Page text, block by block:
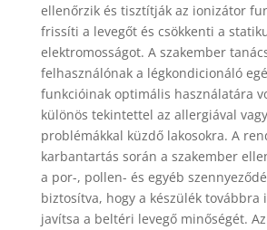
ellenőrzik és tisztítják az ionizátor
frissíti a levegőt és csökkenti a
elektromosságot. A szakember
felhasználónak a légkondicionáló
funkcióinak optimális használatára
különös tekintettel az allergiával
problémákkal küzdő lakosokra. A
karbantartás során a szakember
a por-, pollen- és egyéb
biztosítva, hogy a készülék továbbra
javítsa a beltéri levegő minőségét.